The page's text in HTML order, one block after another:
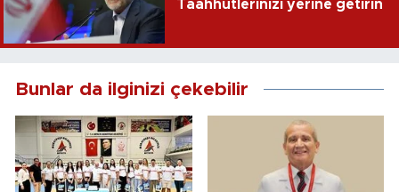
Taahhütlerinizi yerine getirin
Bunlar da ilginizi çekebilir